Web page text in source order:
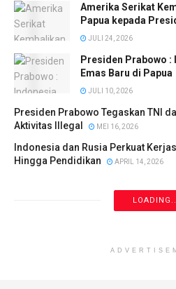
Amerika Serikat
Papua kepada
JULI 24, 2026
Presiden Prabowo :
Emas Baru di Papua
JULI 10, 2026
Presiden Prabowo Tegaskan TNI
Aktivitas Illegal
MEI 16, 2026
Indonesia dan Rusia Perkuat
Hingga Pendidikan
APRIL 14, 2026
LOADING...